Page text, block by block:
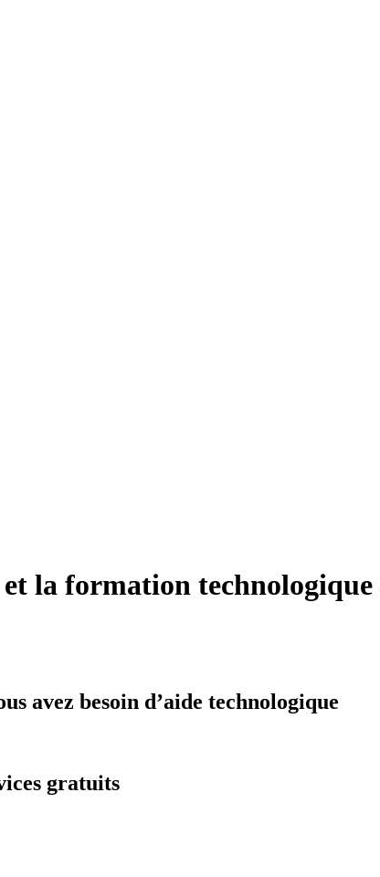
la formation technologique
avez besoin d’aide technologique
gratuits